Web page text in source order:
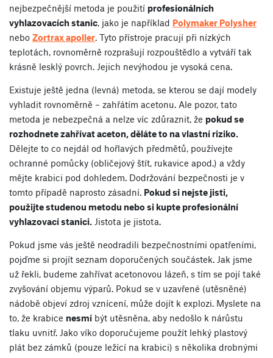
nejbezpečnější metoda je použití profesionálních
vyhlazovacích stanic, jako je například Polymaker Polysher
nebo Zortrax apoller. Tyto přístroje pracují při nízkých
teplotách, rovnoměrně rozprašují rozpouštědlo a vytváří tak
krásně lesklý povrch. Jejich nevýhodou je vysoká cena.
Existuje ještě jedna (levná) metoda, se kterou se dají modely
vyhladit rovnoměrně – zahřátím acetonu. Ale pozor, tato
metoda je nebezpečná a nelze víc zdůraznit, že pokud se
rozhodnete zahřívat aceton, děláte to na vlastní riziko.
Dělejte to co nejdál od hořlavých předmětů, používejte
ochranné pomůcky (obličejový štít, rukavice apod.) a vždy
mějte krabici pod dohledem. Dodržování bezpečnosti je v
tomto případě naprosto zásadní. Pokud si nejste jisti,
použijte studenou metodu nebo si kupte profesionální
vyhlazovací stanici. Jistota je jistota.
Pokud jsme vás ještě neodradili bezpečnostními opatřeními,
pojďme si projít seznam doporučených součástek. Jak jsme
už řekli, budeme zahřívat acetonovou lázeň, s tím se pojí také
zvyšování objemu výparů. Pokud se v uzavřené (utěsněné)
nádobě objeví zdroj vznícení, může dojít k explozi. Myslete na
to, že krabice nesmí být utěsněna, aby nedošlo k nárůstu
tlaku uvnitř. Jako víko doporučujeme použít lehký plastový
plát bez zámků (pouze ležící na krabici) s několika drobnými